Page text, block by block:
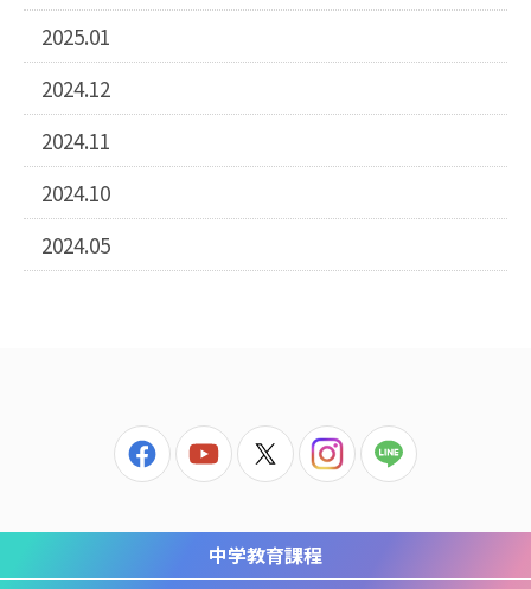
2025.01
2024.12
2024.11
2024.10
2024.05
中学教育課程